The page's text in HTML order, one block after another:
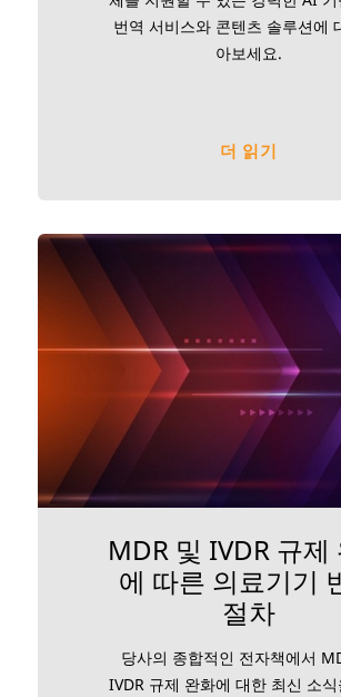
번역 서비스와 콘텐츠 솔루션에
아보세요.
더 읽기
MDR 및 IVDR 규제
에 따른 의료기기
절차
당사의 종합적인 전자책에서
IVDR 규제 완화에 대한 최신 소식